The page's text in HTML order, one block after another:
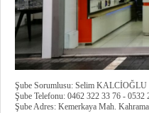
Şube Sorumlusu: Selim KALCİOĞLU
Şube Telefonu: 0462 322 33 76 - 0532
Şube Adres: Kemerkaya Mah.